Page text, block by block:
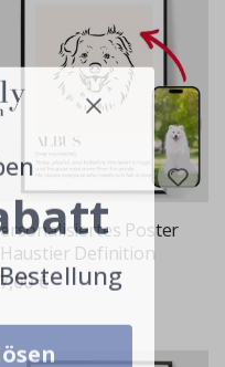
Poster
Definition
€